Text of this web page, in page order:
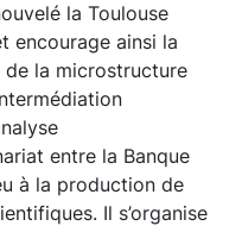
la Toulouse
encourage ainsi la
de la microstructure
entre la Banque
à la production de
Il s’organise